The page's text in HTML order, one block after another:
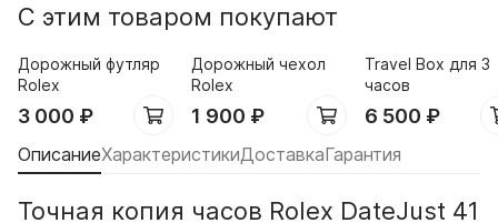
С этим товаром покупают
Дорожный футляр
Rolex
3 000 ₽
Дорожный чехол
Rolex
1 900 ₽
Travel Box для 3
часов
6 500 ₽
ОписаниеХарактеристикиДоставкаГарантия
Точная копия часов Rolex DateJust 41